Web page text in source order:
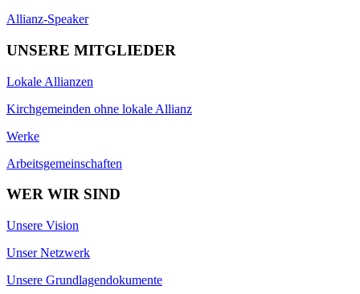
Allianz-Speaker
UNSERE MITGLIEDER
Lokale Allianzen
Kirchgemeinden ohne lokale Allianz
Werke
Arbeitsgemeinschaften
WER WIR SIND
Unsere Vision
Unser Netzwerk
Unsere Grundlagendokumente